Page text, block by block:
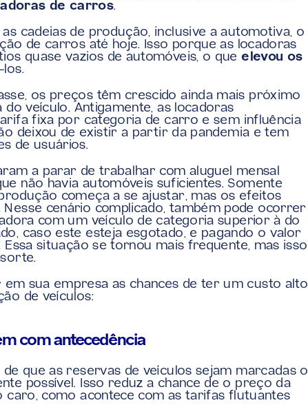
de carros.
cadeias de produção, inclusive a automotiva, o
de carros até hoje. Isso porque as locadoras
quase vazios de automóveis, o que elevou os
los.
os preços têm crescido ainda mais próximo
veículo. Antigamente, as locadoras
fixa por categoria de carro e sem influência
deixou de existir a partir da pandemia e tem
de usuários.
a parar de trabalhar com aluguel mensal
não havia automóveis suficientes. Somente
começa a se ajustar, mas os efeitos
Nesse cenário complicado, também pode ocorrer
com um veículo de categoria superior à do
caso este esteja esgotado, e pagando o valor
situação se tornou mais frequente, mas isso
em sua empresa as chances de ter um custo alto
de veículos:
com antecedência
de que as reservas de veículos sejam marcadas o
possível. Isso reduz a chance de o preço da
caro, como acontece com as tarifas flutuantes